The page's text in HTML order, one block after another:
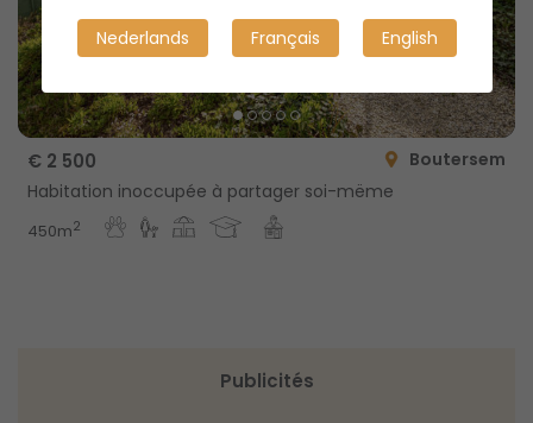
€ 2 500
Boutersem
Habitation inoccupée à partager soi-mëme
450m2
Publicités
Nederlands Français English